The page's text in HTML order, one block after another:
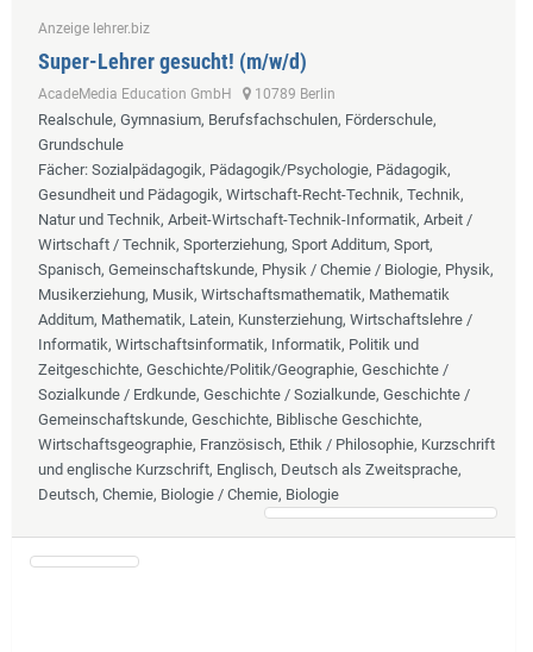
Anzeige lehrer.biz
Super-Lehrer gesucht! (m/w/d)
AcadeMedia Education GmbH 10789 Berlin
Realschule, Gymnasium, Berufsfachschulen, Förderschule,
Grundschule
Fächer: Sozialpädagogik, Pädagogik/Psychologie, Pädagogik,
Gesundheit und Pädagogik, Wirtschaft-Recht-Technik, Technik,
Natur und Technik, Arbeit-Wirtschaft-Technik-Informatik, Arbeit /
Wirtschaft / Technik, Sporterziehung, Sport Additum, Sport,
Spanisch, Gemeinschaftskunde, Physik / Chemie / Biologie, Physik,
Musikerziehung, Musik, Wirtschaftsmathematik, Mathematik
Additum, Mathematik, Latein, Kunsterziehung, Wirtschaftslehre /
Informatik, Wirtschaftsinformatik, Informatik, Politik und
Zeitgeschichte, Geschichte/Politik/Geographie, Geschichte /
Sozialkunde / Erdkunde, Geschichte / Sozialkunde, Geschichte /
Gemeinschaftskunde, Geschichte, Biblische Geschichte,
Wirtschaftsgeographie, Französisch, Ethik / Philosophie, Kurzschrift
und englische Kurzschrift, Englisch, Deutsch als Zweitsprache,
Deutsch, Chemie, Biologie / Chemie, Biologie